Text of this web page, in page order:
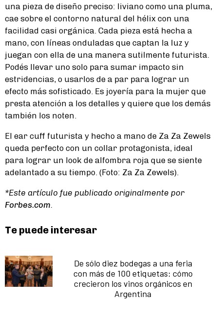
una pieza de diseño preciso: liviano como una pluma,
cae sobre el contorno natural del hélix con una
facilidad casi orgánica. Cada pieza está hecha a
mano, con líneas onduladas que captan la luz y
juegan con ella de una manera sutilmente futurista.
Podés llevar uno solo para sumar impacto sin
estridencias, o usarlos de a par para lograr un
efecto más sofisticado. Es joyería para la mujer que
presta atención a los detalles y quiere que los demás
también los noten.
El ear cuff futurista y hecho a mano de Za Za Zewels
queda perfecto con un collar protagonista, ideal
para lograr un look de alfombra roja que se siente
adelantado a su tiempo. (Foto: Za Za Zewels).
*Este artículo fue publicado originalmente por
Forbes.com.
Te puede interesar
De sólo diez bodegas a una feria
con más de 100 etiquetas: cómo
crecieron los vinos orgánicos en
Argentina